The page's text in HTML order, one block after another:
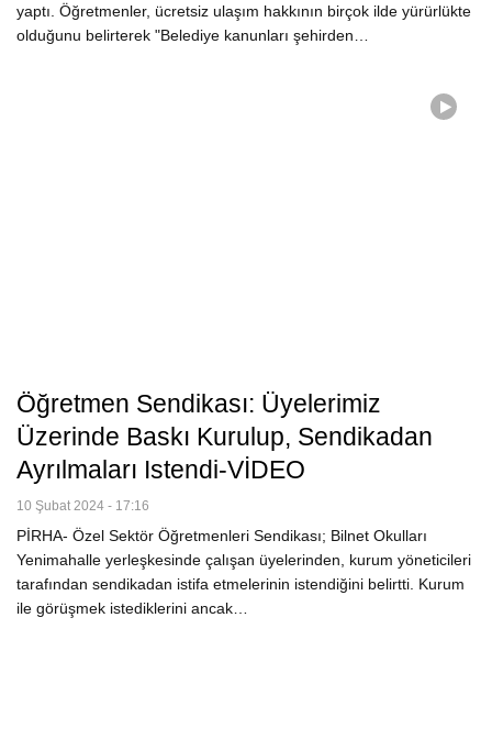
yaptı. Öğretmenler, ücretsiz ulaşım hakkının birçok ilde yürürlükte
olduğunu belirterek "Belediye kanunları şehirden…
Öğretmen Sendikası: Üyelerimiz
Üzerinde Baskı Kurulup, Sendikadan
Ayrılmaları Istendi-VİDEO
10 Şubat 2024 - 17:16
PİRHA- Özel Sektör Öğretmenleri Sendikası; Bilnet Okulları
Yenimahalle yerleşkesinde çalışan üyelerinden, kurum yöneticileri
tarafından sendikadan istifa etmelerinin istendiğini belirtti. Kurum
ile görüşmek istediklerini ancak…